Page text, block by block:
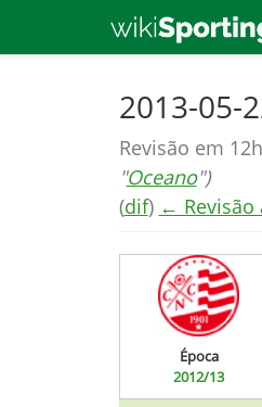
2013-05-
Revisão em
"Oceano")
(dif) ← Revisão
Época
2012/13